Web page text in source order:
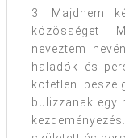
3. Majdnem
közösséget
neveztem
haladók és
kötetlen
bulizzanak egy